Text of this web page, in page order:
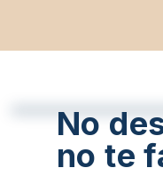
No
no te